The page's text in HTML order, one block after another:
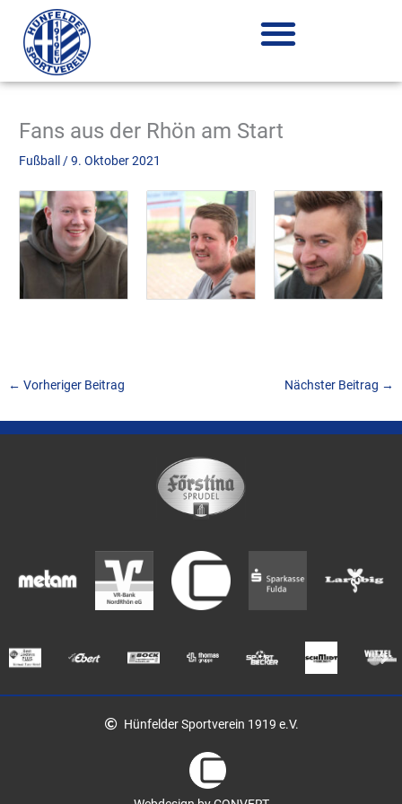
Inhalt
springen
Fans aus der Rhön am Start
Fußball /9. Oktober 2021
← Vorheriger Beitrag Nächster Beitrag →
Hünfelder Sportverein 1919 e.V.